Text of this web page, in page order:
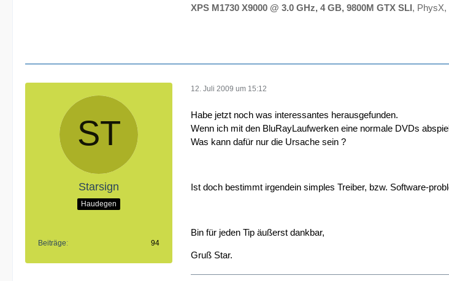
XPS M1730 X9000 @ 3.0 GHz, 4 GB, 9800M GTX SLI, PhysX,
Starsign
Haudegen
Beiträge 94
12. Juli 2009 um 15:12
Habe jetzt noch was interessantes herausgefunden.
Wenn ich mit den BluRayLaufwerken eine normale DVDs
Was kann dafür nur die Ursache sein ?
Ist doch bestimmt irgendein simples Treiber, bzw. Software-
Bin für jeden Tip äußerst dankbar,
Gruß Star.